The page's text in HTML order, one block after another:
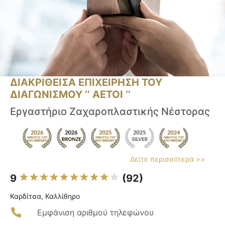
ΔΙΑΚΡΙΘΕΙΣΑ ΕΠΙΧΕΙΡΗΣΗ ΤΟΥ
ΔΙΑΓΩΝΙΣΜΟΥ ‘’ ΑΕΤΟΙ ‘’
Εργαστήριο Ζαχαροπλαστικής Νέστορας
Δείτε περισσότερα >>
9 (92)
Καρδίτσα, Καλλίθηρο
Εμφάνιση αριθμού τηλεφώνου